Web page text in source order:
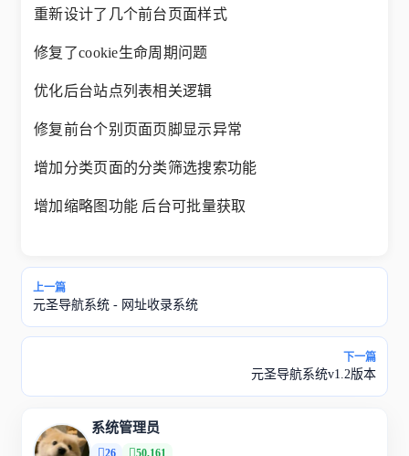
重新设计了几个前台页面样式
修复了cookie生命周期问题
优化后台站点列表相关逻辑
修复前台个别页面页脚显示异常
增加分类页面的分类筛选搜索功能
增加缩略图功能 后台可批量获取
上一篇
元圣导航系统 - 网址收录系统
下一篇
元圣导航系统v1.2版本
系统管理员
26
50,161